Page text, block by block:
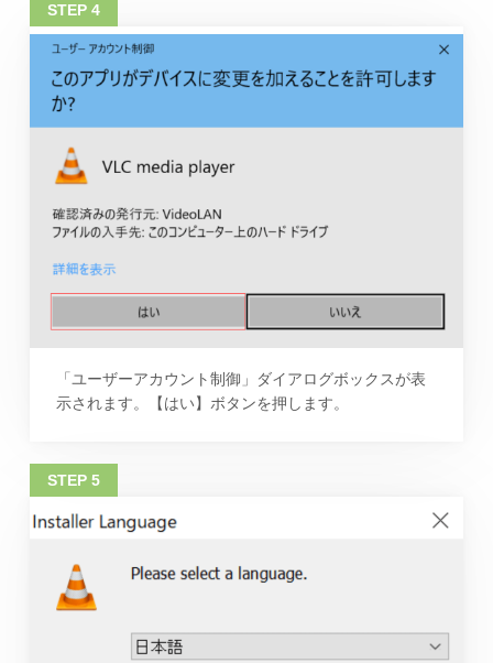
「ユーザーアカウント制御」ダイアログボックスが表
示されます。【はい】ボタンを押します。